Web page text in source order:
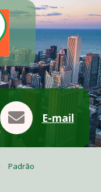
WhatsApp
E-mail
Padrão